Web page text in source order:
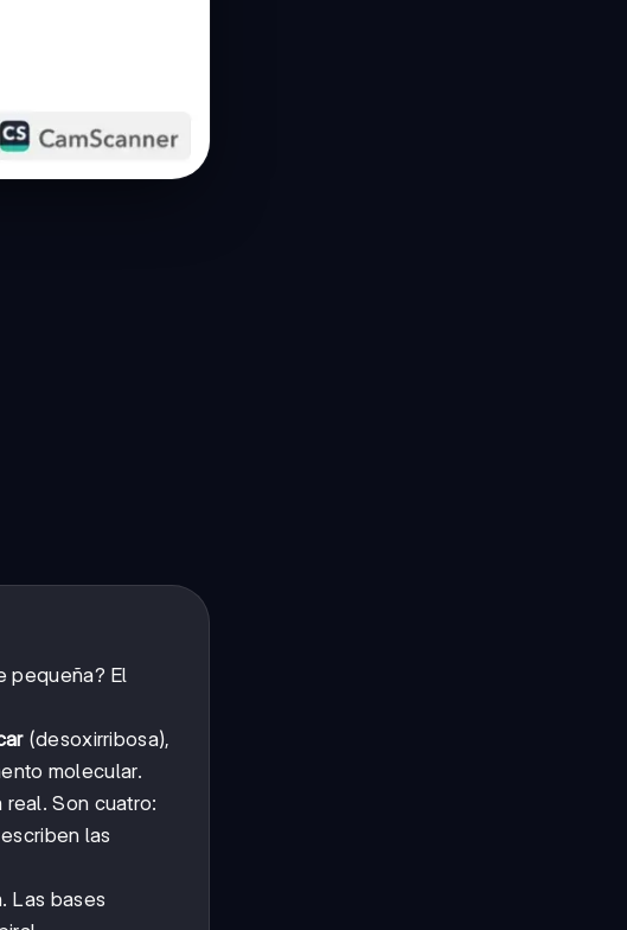
pequeña? El
(desoxirribosa),
molecular.
Son cuatro:
las
Las bases